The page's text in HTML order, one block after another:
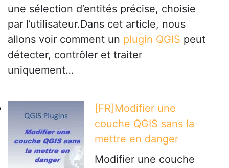
une sélection d’entités précise, choisie
par l’utilisateur.Dans cet article, nous
allons voir comment un plugin QGIS peut
détecter, contrôler et traiter
uniquement…
[FR]Modifier une
couche QGIS sans la
mettre en danger
Modifier une couche